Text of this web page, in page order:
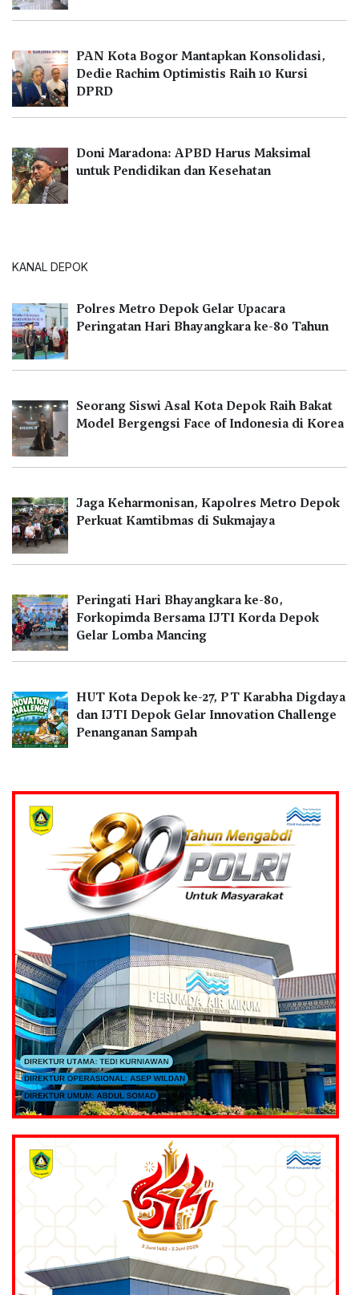
PAN Kota Bogor Mantapkan Konsolidasi,
Dedie Rachim Optimistis Raih 10 Kursi
DPRD
Doni Maradona: APBD Harus Maksimal
untuk Pendidikan dan Kesehatan
KANAL DEPOK
Polres Metro Depok Gelar Upacara
Peringatan Hari Bhayangkara ke-80 Tahun
Seorang Siswi Asal Kota Depok Raih Bakat
Model Bergengsi Face of Indonesia di Korea
Jaga Keharmonisan, Kapolres Metro Depok
Perkuat Kamtibmas di Sukmajaya
Peringati Hari Bhayangkara ke-80,
Forkopimda Bersama IJTI Korda Depok
Gelar Lomba Mancing
HUT Kota Depok ke-27, PT Karabha Digdaya
dan IJTI Depok Gelar Innovation Challenge
Penanganan Sampah